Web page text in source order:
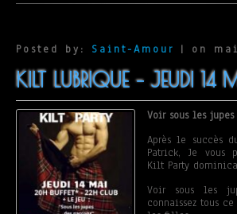
Posted by: Saint-Amour | on
KILT LUBRIQUE – JEUDI
Voir sous les
Après le succès
Patrick, Je vous
Kilt Party
Voir sous les
connaissez tous